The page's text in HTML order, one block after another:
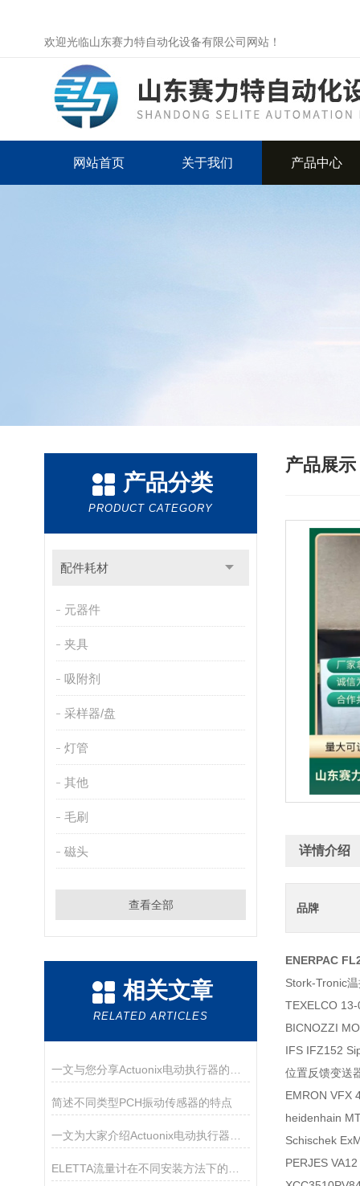
欢迎光临山东赛力特自动化设备有限公司网站！
网站首页 关于我们 产品中心
产品分类
PRODUCT CATEGORY
配件耗材
元器件
夹具
吸附剂
采样器/盘
灯管
其他
毛刷
磁头
查看全部
相关文章
RELATED ARTICLES
简述不同类型PCH振动传感器的特点
产品展示
详情介绍
品牌
ENERPAC
Stork-Tronic
TEXELCO
BICNOZZI
IFS IFZ152
位置反馈变送
EMRON VFX
heidenhain
Schischek
PERJES